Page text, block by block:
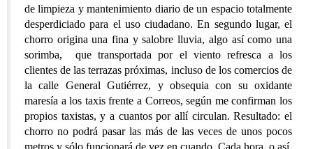
de limpieza y mantenimiento diario de un espacio totalmente
desperdiciado para el uso ciudadano. En segundo lugar, el
chorro origina una fina y salobre lluvia, algo así como una
sorimba, que transportada por el viento refresca a los
clientes de las terrazas próximas, incluso de los comercios de
la calle General Gutiérrez, y obsequia con su oxidante
maresía a los taxis frente a Correos, según me confirman los
propios taxistas, y a cuantos por allí circulan. Resultado: el
chorro no podrá pasar las más de las veces de unos pocos
metros y sólo funcionará de vez en cuando. Cada hora, o así,